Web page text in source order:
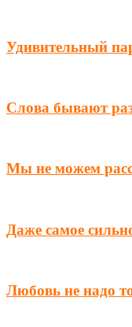
Удивительный
Слова бывают
Мы не можем
Даже самое
Любовь не надо